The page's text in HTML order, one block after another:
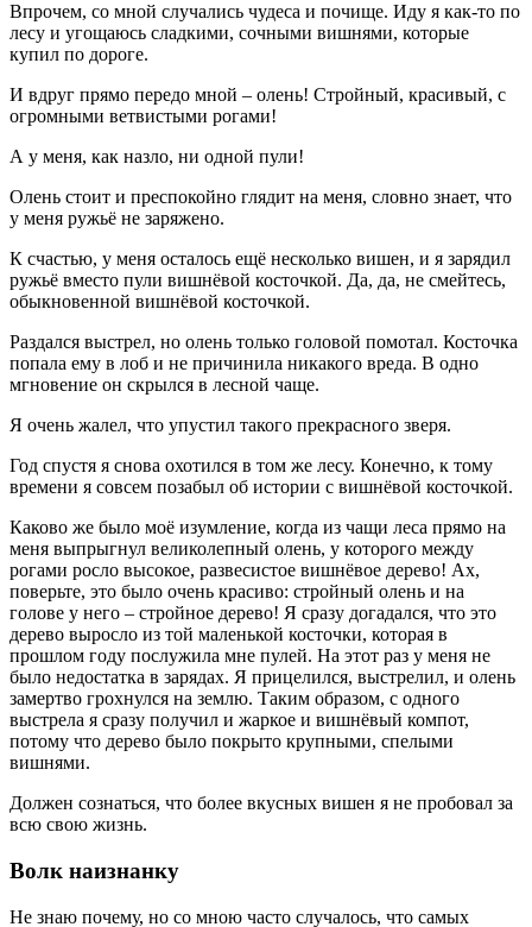
Впрочем, со мной случались чудеса и почище. Иду я как-то по
лесу и угощаюсь сладкими, сочными вишнями, которые
купил по дороге.
И вдруг прямо передо мной – олень! Стройный, красивый, с
огромными ветвистыми рогами!
А у меня, как назло, ни одной пули!
Олень стоит и преспокойно глядит на меня, словно знает, что
у меня ружьё не заряжено.
К счастью, у меня осталось ещё несколько вишен, и я зарядил
ружьё вместо пули вишнёвой косточкой. Да, да, не смейтесь,
обыкновенной вишнёвой косточкой.
Раздался выстрел, но олень только головой помотал. Косточка
попала ему в лоб и не причинила никакого вреда. В одно
мгновение он скрылся в лесной чаще.
Я очень жалел, что упустил такого прекрасного зверя.
Год спустя я снова охотился в том же лесу. Конечно, к тому
времени я совсем позабыл об истории с вишнёвой косточкой.
Каково же было моё изумление, когда из чащи леса прямо на
меня выпрыгнул великолепный олень, у которого между
рогами росло высокое, развесистое вишнёвое дерево! Ах,
поверьте, это было очень красиво: стройный олень и на
голове у него – стройное дерево! Я сразу догадался, что это
дерево выросло из той маленькой косточки, которая в
прошлом году послужила мне пулей. На этот раз у меня не
было недостатка в зарядах. Я прицелился, выстрелил, и олень
замертво грохнулся на землю. Таким образом, с одного
выстрела я сразу получил и жаркое и вишнёвый компот,
потому что дерево было покрыто крупными, спелыми
вишнями.
Должен сознаться, что более вкусных вишен я не пробовал за
всю свою жизнь.
Волк наизнанку
Не знаю почему, но со мною часто случалось, что самых